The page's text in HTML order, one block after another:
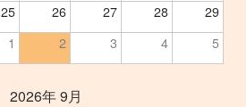
25 26 27 28
29
1 2 3 4 5
2026年 9月